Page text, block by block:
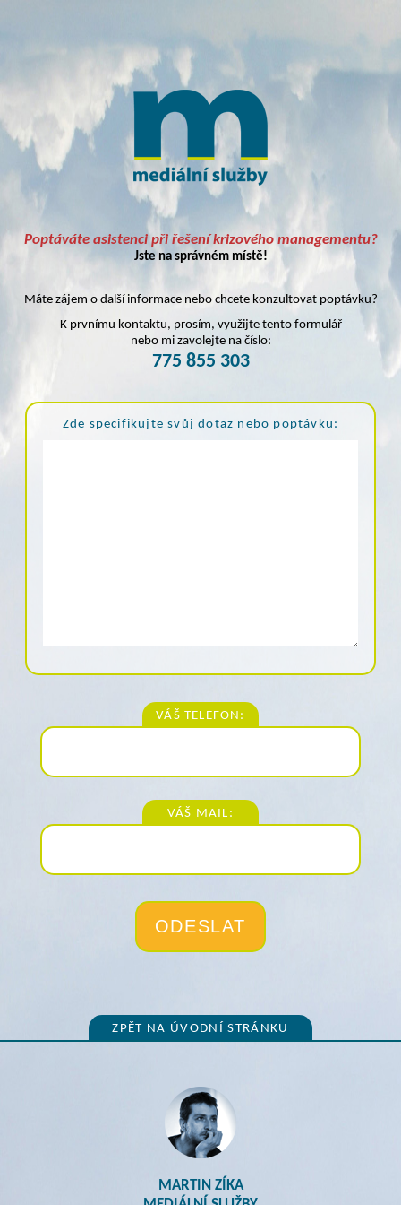
Poptáváte asistenci při řešení krizového managementu?
Jste na správném místě!
Máte zájem o další informace nebo chcete konzultovat poptávku?
K prvnímu kontaktu, prosím, využijte tento formulář
nebo mi zavolejte na číslo:
775 855 303
Zde specifikujte svůj dotaz nebo poptávku:
VÁŠ TELEFON:
VÁŠ MAIL:
ZPĚT NA ÚVODNÍ STRÁNKU
MARTIN ZÍKA